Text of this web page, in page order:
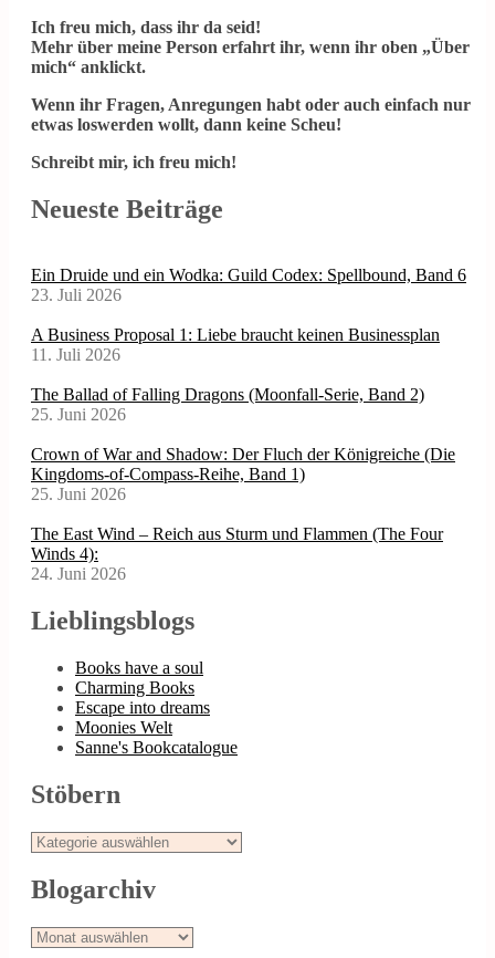
Ich freu mich, dass ihr da seid!
Mehr über meine Person erfahrt ihr, wenn ihr oben „Über
mich“ anklickt.
Wenn ihr Fragen, Anregungen habt oder auch einfach nur
etwas loswerden wollt, dann keine Scheu!
Schreibt mir, ich freu mich!
Neueste Beiträge
Ein Druide und ein Wodka: Guild Codex: Spellbound, Band 6
23. Juli 2026
A Business Proposal 1: Liebe braucht keinen Businessplan
11. Juli 2026
The Ballad of Falling Dragons (Moonfall-Serie, Band 2)
25. Juni 2026
Crown of War and Shadow: Der Fluch der Königreiche (Die
Kingdoms-of-Compass-Reihe, Band 1)
25. Juni 2026
The East Wind – Reich aus Sturm und Flammen (The Four
Winds 4):
24. Juni 2026
Lieblingsblogs
Books have a soul
Charming Books
Escape into dreams
Moonies Welt
Sanne's Bookcatalogue
Stöbern
Stöbern
Blogarchiv
Blogarchiv